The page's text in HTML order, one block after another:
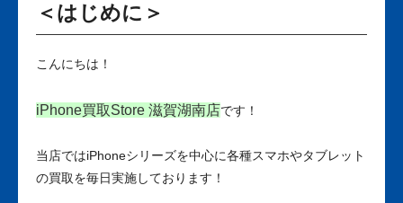
＜はじめに＞
こんにちは！
iPhone買取Store 滋賀湖南店です！
当店ではiPhoneシリーズを中心に各種スマホやタブレット
の買取を毎日実施しております！